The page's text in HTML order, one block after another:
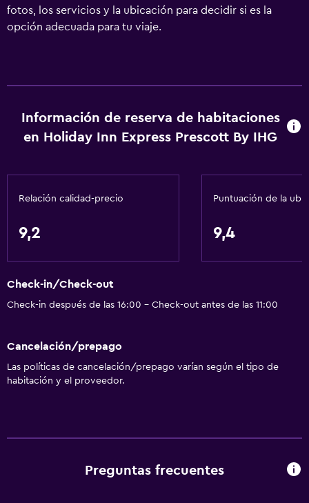
fotos, los servicios y la ubicación para decidir si es la
opción adecuada para tu viaje.
Información de reserva de habitaciones
en Holiday Inn Express Prescott By IHG
Relación calidad-precio
9,2
Puntuación de la
9,4
Check-in/Check-out
Check-in después de las 16:00 - Check-out antes de las 11:00
Cancelación/prepago
Las políticas de cancelación/prepago varían según el tipo de
habitación y el proveedor.
Preguntas frecuentes